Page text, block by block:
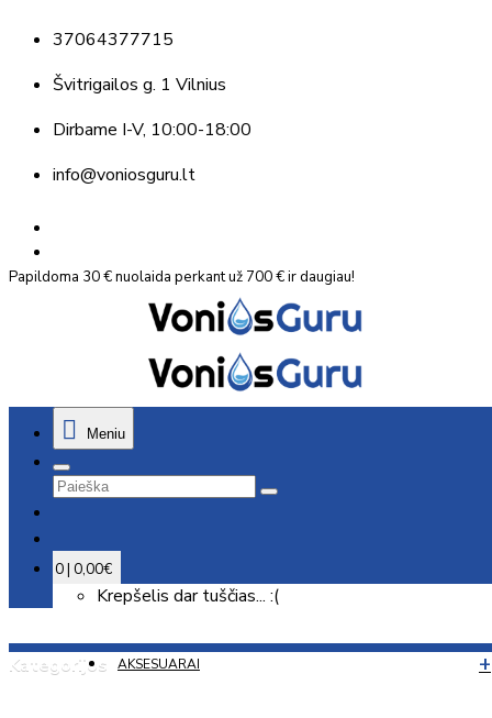
37064377715
Švitrigailos g. 1 Vilnius
Dirbame I-V, 10:00-18:00
info@voniosguru.lt
Papildoma 30 € nuolaida perkant už 700 € ir daugiau!
Meniu
0 | 0,00€
Krepšelis dar tuščias... :(
Kategorijos AKSESUARAI